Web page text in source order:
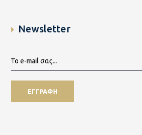
Newsletter